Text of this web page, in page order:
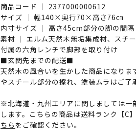
商品コード ｜ 2377000000612
サイズ ｜ 幅140×奥行70×高さ76㎝
内寸サイズ ｜ 高さ45cm部分の脚の間
素材 ｜ エルム天然木無垢集成材、スチ
付属の六角レンチで脚部を取り付け
■玄関先までの配送■
天然木の風合いを生かした商品になりま
やスチール部分の擦れ、塗装ムラはご了
※北海道・九州エリアに関しましては一
します。こちらの商品は送料ランク【C
ちら をご確認ください。